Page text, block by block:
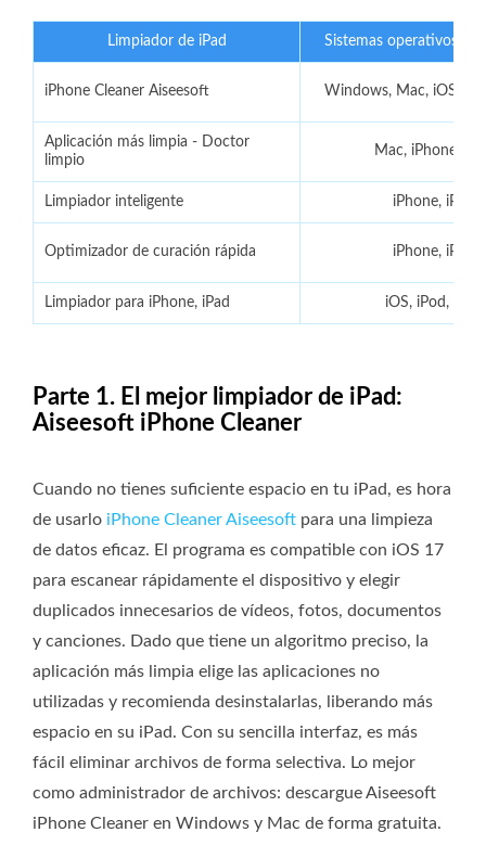
Limpiador de iPad Sistemas operativos
iPhone Cleaner Aiseesoft Windows, Mac, iOS
Aplicación más limpia - Doctor
limpio
Mac, iPhone,
Limpiador inteligente iPhone, iPad
Optimizador de curación rápida iPhone, iPad
Limpiador para iPhone, iPad iOS, iPod, Mac
Parte 1. El mejor limpiador de iPad:
Aiseesoft iPhone Cleaner
Cuando no tienes suficiente espacio en tu iPad, es hora
de usarlo iPhone Cleaner Aiseesoft para una limpieza
de datos eficaz. El programa es compatible con iOS 17
para escanear rápidamente el dispositivo y elegir
duplicados innecesarios de vídeos, fotos, documentos
y canciones. Dado que tiene un algoritmo preciso, la
aplicación más limpia elige las aplicaciones no
utilizadas y recomienda desinstalarlas, liberando más
espacio en su iPad. Con su sencilla interfaz, es más
fácil eliminar archivos de forma selectiva. Lo mejor
como administrador de archivos: descargue Aiseesoft
iPhone Cleaner en Windows y Mac de forma gratuita.